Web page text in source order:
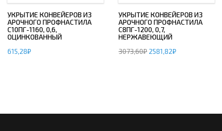
УКРЫТИЕ КОНВЕЙЕРОВ ИЗ
АРОЧНОГО ПРОФНАСТИЛА
С10ПГ-1160, 0,6,
ОЦИНКОВАННЫЙ
615,28₽
УКРЫТИЕ КОНВЕЙЕРОВ ИЗ
АРОЧНОГО ПРОФНАСТИЛА
С8ПГ-1200, 0,7,
НЕРЖАВЕЮЩИЙ
3073,60₽ 2581,82₽